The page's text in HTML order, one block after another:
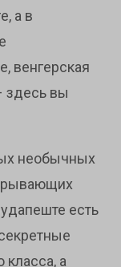
а в
венгерская
здесь вы
необычных
есть
а